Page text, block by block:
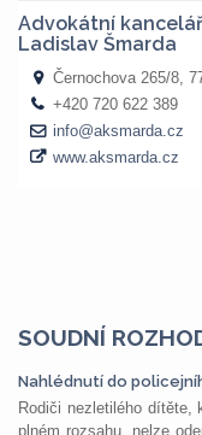
SOUDNÍ
Nahlédnutí do
Rodiči nezletilého dítěte,
plném rozsahu, nelze